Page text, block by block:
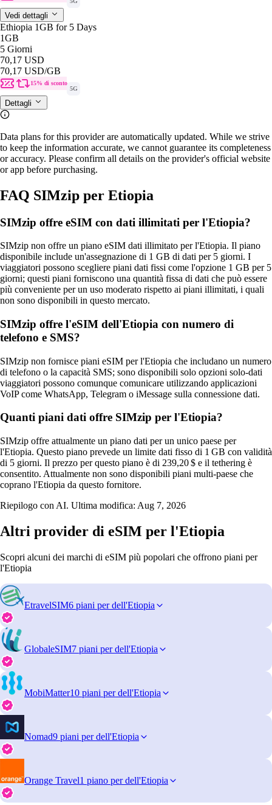
Vedi dettagli
Ethiopia 1GB for 5 Days
1GB
5 Giorni
70,17 USD
70,17 USD/GB
15% di sconto
5G
Dettagli
Data plans for this provider are automatically updated. While we strive
to keep the information accurate, we cannot guarantee its completeness
or accuracy. Please confirm all details on the provider's official website
or app before purchasing.
FAQ SIMzip per Etiopia
SIMzip offre eSIM con dati illimitati per l'Etiopia?
SIMzip non offre un piano eSIM dati illimitato per l'Etiopia. Il piano
disponibile include un'assegnazione di 1 GB di dati per 5 giorni. I
viaggiatori possono scegliere piani dati fissi come l'opzione 1 GB per 5
giorni; questi piani forniscono una quantità fissa di dati che può essere
più conveniente per un uso moderato rispetto ai piani illimitati, i quali
non sono disponibili in questo mercato.
SIMzip offre l'eSIM dell'Etiopia con numero di
telefono e SMS?
SIMzip non fornisce piani eSIM per l'Etiopia che includano un numero
di telefono o la capacità SMS; sono disponibili solo opzioni solo-dati
viaggiatori possono comunque comunicare utilizzando applicazioni
VoIP come WhatsApp, Telegram o iMessage sulla connessione dati.
Quanti piani dati offre SIMzip per l'Etiopia?
SIMzip offre attualmente un piano dati per un unico paese per
l'Etiopia. Questo piano prevede un limite dati fisso di 1 GB con validità
di 5 giorni. Il prezzo per questo piano è di 239,20 $ e il tethering è
consentito. Attualmente non sono disponibili piani multi‑paese che
coprano l'Etiopia da questo fornitore.
Riepilogo con AI. Ultima modifica: Aug 7, 2026
Altri provider di eSIM per l'Etiopia
Scopri alcuni dei marchi di eSIM più popolari che offrono piani per
l'Etiopia
EtravelSIM6 piani per dell'Etiopia
GlobaleSIM7 piani per dell'Etiopia
MobiMatter10 piani per dell'Etiopia
Nomad9 piani per dell'Etiopia
Orange Travel1 piano per dell'Etiopia